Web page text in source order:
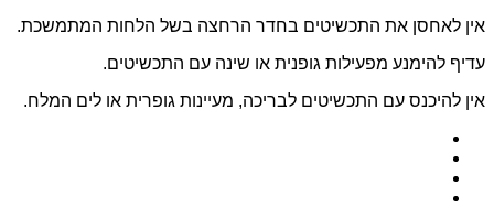
אין לאחסן את התכשיטים בחדר הרחצה בשל הלחות המתמשכת.
עדיף להימנע מפעילות גופנית או שינה עם התכשיטים.
אין להיכנס עם התכשיטים לבריכה, מעיינות גופרית או לים המלח.